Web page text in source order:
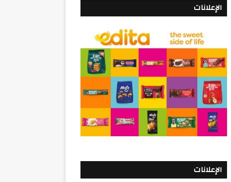
الإعلانات
الإعلانات